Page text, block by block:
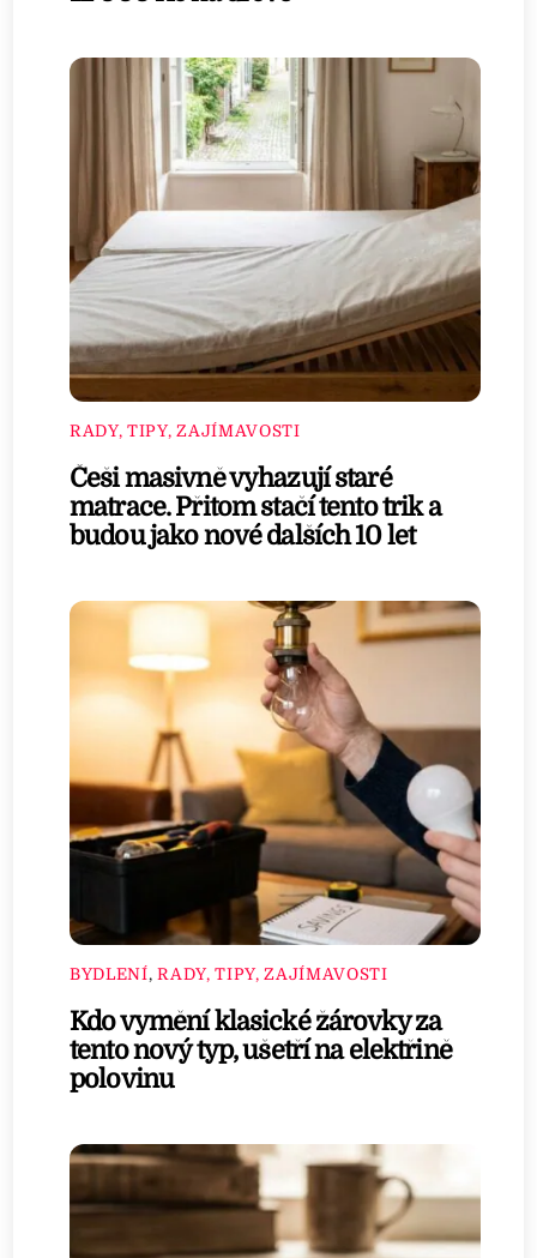
RADY, TIPY, ZAJÍMAVOSTI
Češi masivně vyhazují staré
matrace. Přitom stačí tento trik a
budou jako nové dalších 10 let
BYDLENÍ,RADY, TIPY, ZAJÍMAVOSTI
Kdo vymění klasické žárovky za
tento nový typ, ušetří na elektřině
polovinu